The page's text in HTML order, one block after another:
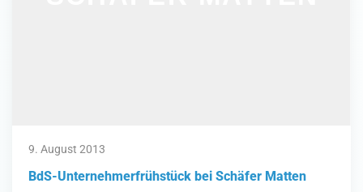
9. August 2013
BdS-Unternehmerfrühstück bei Schäfer Matten